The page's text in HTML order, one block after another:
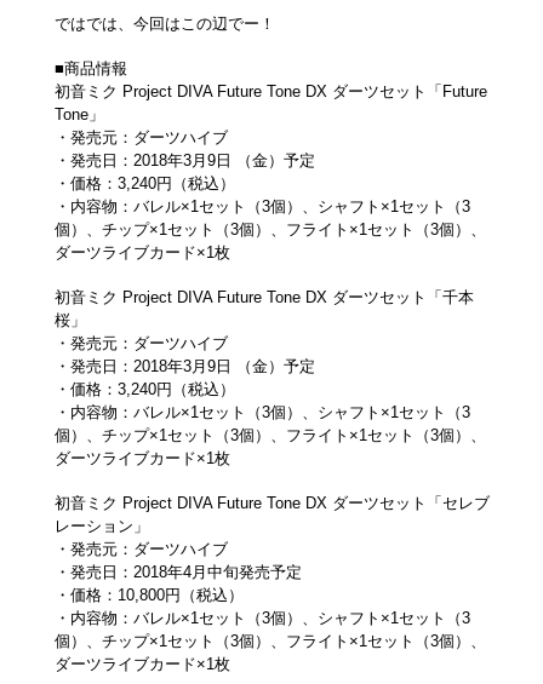
ではでは、今回はこの辺でー！
■商品情報
初音ミク Project DIVA Future Tone DX ダーツセット「Future
Tone」
・発売元：ダーツハイブ
・発売日：2018年3月9日 （金）予定
・価格：3,240円（税込）
・内容物：バレル×1セット（3個）、シャフト×1セット（3
個）、チップ×1セット（3個）、フライト×1セット（3個）、
ダーツライブカード×1枚
初音ミク Project DIVA Future Tone DX ダーツセット「千本
桜」
・発売元：ダーツハイブ
・発売日：2018年3月9日 （金）予定
・価格：3,240円（税込）
・内容物：バレル×1セット（3個）、シャフト×1セット（3
個）、チップ×1セット（3個）、フライト×1セット（3個）、
ダーツライブカード×1枚
初音ミク Project DIVA Future Tone DX ダーツセット「セレブ
レーション」
・発売元：ダーツハイブ
・発売日：2018年4月中旬発売予定
・価格：10,800円（税込）
・内容物：バレル×1セット（3個）、シャフト×1セット（3
個）、チップ×1セット（3個）、フライト×1セット（3個）、
ダーツライブカード×1枚